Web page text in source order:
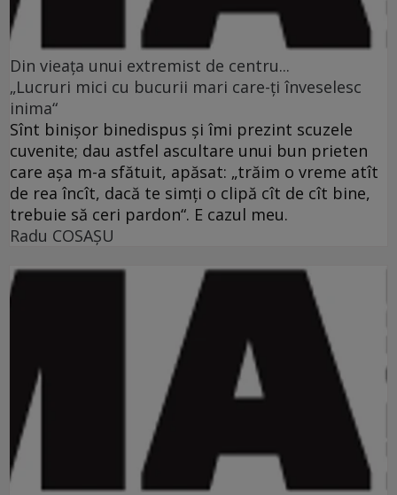
Din vieaţa unui extremist de centru...
„Lucruri mici cu bucurii mari care-ţi înveselesc
inima“
Sînt binişor binedispus şi îmi prezint scuzele
cuvenite; dau astfel ascultare unui bun prieten
care aşa m-a sfătuit, apăsat: „trăim o vreme atît
de rea încît, dacă te simţi o clipă cît de cît bine,
trebuie să ceri pardon“. E cazul meu.
Radu COSAŞU